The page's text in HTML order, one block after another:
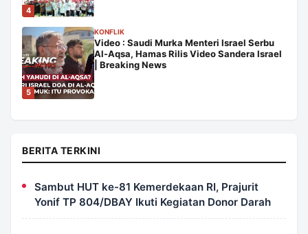
4
5
KONFLIK
Video : Saudi Murka Menteri Israel Serbu
Al-Aqsa, Hamas Rilis Video Sandera Israel
| Breaking News
BERITA TERKINI
Sambut HUT ke-81 Kemerdekaan RI, Prajurit
Yonif TP 804/DBAY Ikuti Kegiatan Donor Darah